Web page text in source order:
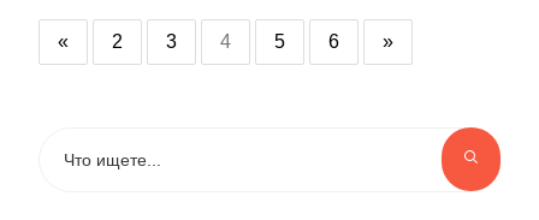
« 2 3 4 5 6 »